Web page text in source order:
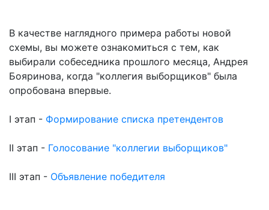
В качестве наглядного примера работы новой
схемы, вы можете ознакомиться с тем, как
выбирали собеседника прошлого месяца, Андрея
Бояринова, когда "коллегия выборщиков" была
опробована впервые.
I этап - Формирование списка претендентов
II этап - Голосование "коллегии выборщиков"
III этап - Объявление победителя